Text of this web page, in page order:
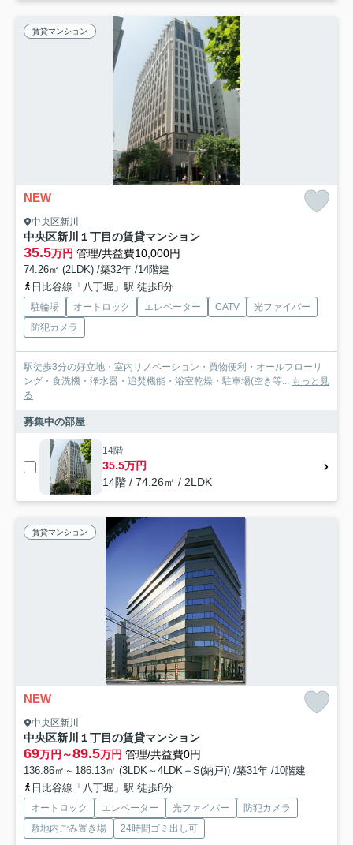
賃貸マンション
NEW
中央区新川
中央区新川１丁目の賃貸マンション
35.5万円 管理/共益費10,000円
74.26㎡ (2LDK) /築32年 /14階建
日比谷線「八丁堀」駅 徒歩8分
駐輪場 オートロック エレベーター CATV
光ファイバー
防犯カメラ
駅徒歩3分の好立地・室内リノベーション・買物便利・オールフローリ
ング・食洗機・浄水器・追焚機能・浴室乾燥・駐車場(空き等... もっと見
る
募集中の部屋
14階
35.5万円
14階 / 74.26㎡ / 2LDK
賃貸マンション
NEW
中央区新川
中央区新川１丁目の賃貸マンション
69万円～89.5万円 管理/共益費0円
136.86㎡～186.13㎡ (3LDK～4LDK＋S(納戸)) /築31年 /10階建
日比谷線「八丁堀」駅 徒歩8分
オートロック エレベーター 光ファイバー
防犯カメラ
敷地内ごみ置き場
24時間ゴミ出し可